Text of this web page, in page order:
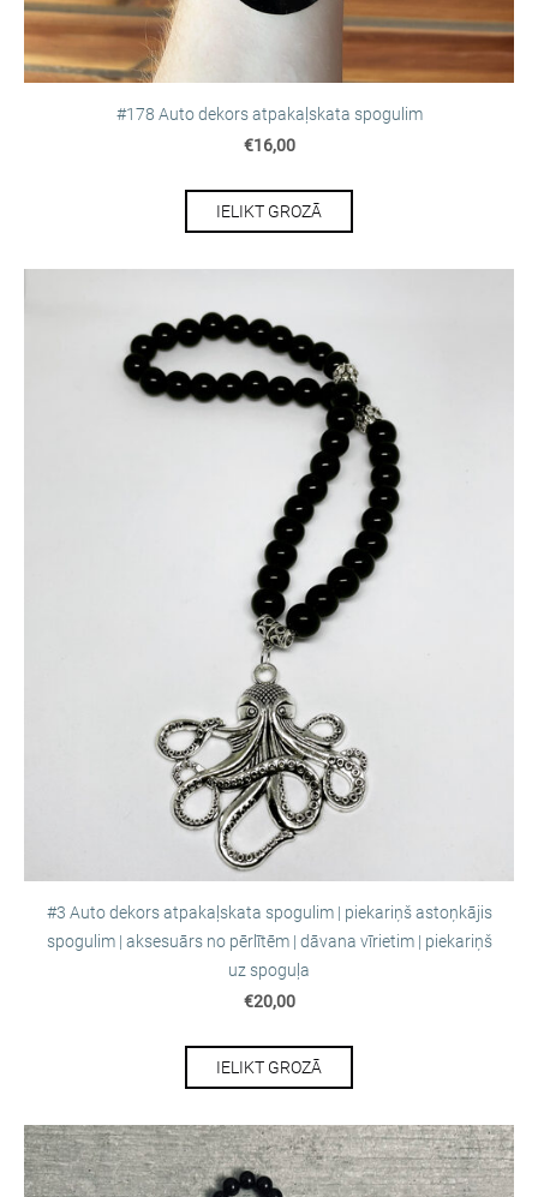
#178 Auto dekors atpakaļskata spogulim
€16,00
IELIKT GROZĀ
#3 Auto dekors atpakaļskata spogulim | piekariņš astoņkājis
spogulim | aksesuārs no pērlītēm | dāvana vīrietim | piekariņš
uz spoguļa
€20,00
IELIKT GROZĀ